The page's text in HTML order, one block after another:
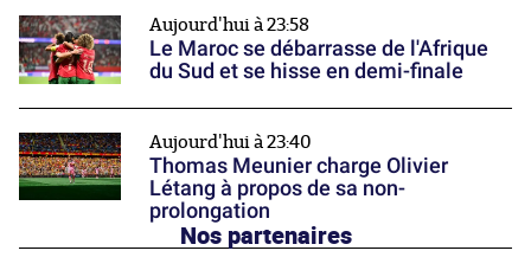
Aujourd'hui à 23:58
Le Maroc se débarrasse de l'Afrique
du Sud et se hisse en demi-finale
Aujourd'hui à 23:40
Thomas Meunier charge Olivier
Létang à propos de sa non-
prolongation
Nos partenaires